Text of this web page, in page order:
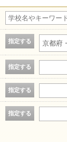
指定する 京都府
指定する
指定する
指定する